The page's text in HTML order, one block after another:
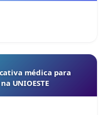
médica para
UNIOESTE